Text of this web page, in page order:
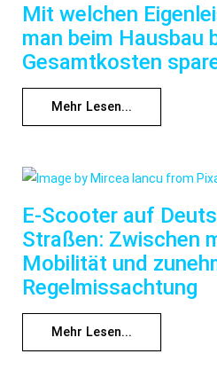
Mit welchen
man beim Hausbau
Gesamtkosten
Mehr Lesen...
E-Scooter auf
Straßen: Zwischen
Mobilität und
Regelmissachtung
Mehr Lesen...